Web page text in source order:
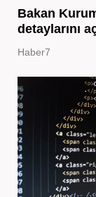
Bakan
detaylarını
Haber7